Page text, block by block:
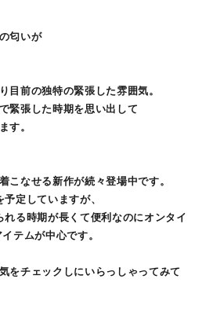
匂いが
目前の独特の緊張した雰囲気。
緊張した時期を思い出して
す。
こなせる新作が続々登場中です。
定していますが、
る時期が長くて便利なのにオンタイ
テムが中心です。
をチェックしにいらっしゃってみて